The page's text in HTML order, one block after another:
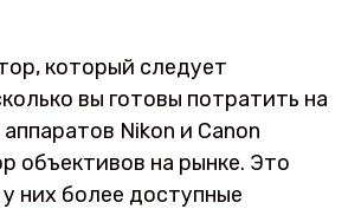
который следует
вы готовы потратить на
Nikon и Canon
объективов на рынке. Это
них более доступные